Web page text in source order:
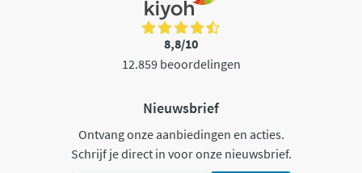
8,8/10
12.859 beoordelingen
Nieuwsbrief
Ontvang onze aanbiedingen en acties.
Schrijf je direct in voor onze nieuwsbrief.